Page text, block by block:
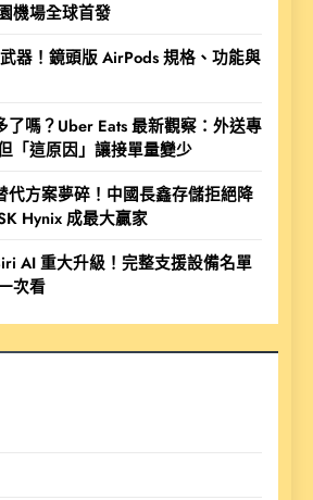
機場全球首發
器！鏡頭版 AirPods 規格、功能與
了嗎？Uber Eats 最新觀察：外送專
「這原因」讓接單量變少
代方案夢碎！中國長鑫存儲拒絕降
Hynix 成最大贏家
AI 重大升級！完整支援設備名單
次看